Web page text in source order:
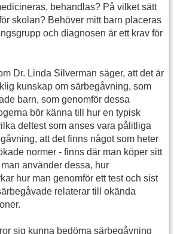
behandlas? På vilket sätt
skolan? Behöver mitt barn placeras
och diagnosen är ett krav för
Dr. Linda Silverman säger, att det är
kunskap om särbegåvning, som
barn, som genomför dessa
bör känna till hur en typisk
deltest som anses vara pålitliga
att det finns något som heter
normer - finns där man köper sitt
använder dessa, hur
hur man genomför ett test och sist
relaterar till okända
sig kunna bedöma särbegåvning